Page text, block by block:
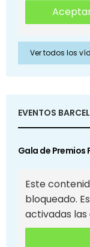
Ver todos los
EVENTOS
Gala de Premios
Este
bloqueado.
activadas las